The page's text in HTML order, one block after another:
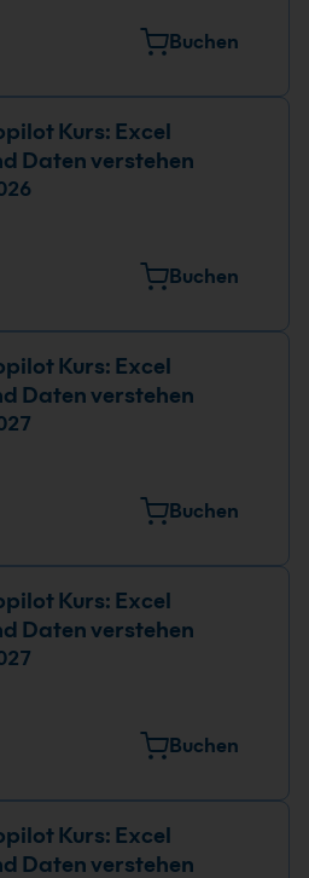
Buchen
Kurs: Excel
Daten verstehen
Buchen
Kurs: Excel
Daten verstehen
Buchen
Kurs: Excel
Daten verstehen
Buchen
Kurs: Excel
Daten verstehen